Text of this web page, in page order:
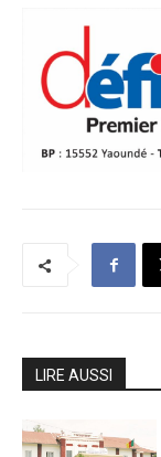
LIRE AUSSI